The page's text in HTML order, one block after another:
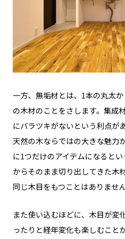
一方、無垢材とは、1本の丸太
の木材のことをさします。 集成
にバラツキがないという利点が
天然の木ならではの大きな魅力
に1つだけのアイテムになるとい
からそのまま切り出してきた木
同じ木目をもつことはありません
また使い込むほどに、木目が変
ったりと経年変化も楽しむこと